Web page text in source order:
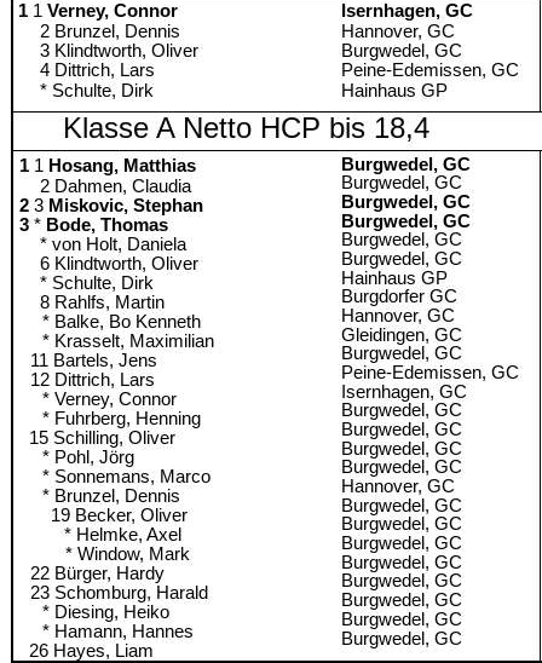
1 1 Verney, Connor
Isernhagen, GC
2 Brunzel, Dennis
Hannover, GC
3 Klindtworth, Oliver
Burgwedel, GC
4 Dittrich, Lars
Peine-Edemissen, GC
* Schulte, Dirk
Hainhaus GP
Klasse A Netto HCP bis 18,4
1 Hosang, Matthias
2 Dahmen, Claudia
3 Miskovic, Stephan
* Bode, Thomas
* von Holt, Daniela
6 Klindtworth, Oliver
* Schulte, Dirk
8 Rahlfs, Martin
Balke, Bo Kenneth
Krasselt, Maximilian
Bartels, Jens
Dittrich, Lars
Verney, Connor
Fuhrberg, Henning
15 Schilling, Oliver
Pohl, Jörg
Sonnemans, Marco
Brunzel, Dennis
19 Becker, Oliver
Helmke, Axel
Window, Mark
Bürger, Hardy
Schomburg, Harald
Diesing, Heiko
Hamann, Hannes
26 Hayes, Liam
Burgwedel, GC
Burgwedel, GC
Burgwedel, GC
Burgwedel, GC
Burgwedel, GC
Burgwedel, GC
Hainhaus GP
Burgdorfer GC
Hannover, GC
Gleidingen, GC
Burgwedel, GC
Peine-Edemissen, GC
Isernhagen, GC
Burgwedel, GC
Burgwedel, GC
Burgwedel, GC
Burgwedel, GC
Hannover, GC
Burgwedel, GC
Burgwedel, GC
Burgwedel, GC
Burgwedel, GC
Burgwedel, GC
Burgwedel, GC
Burgwedel, GC
Burgwedel, GC